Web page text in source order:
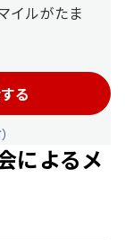
イルがたま
る
によるメ